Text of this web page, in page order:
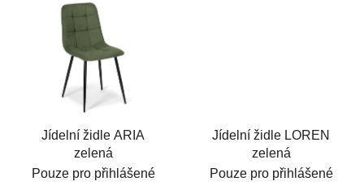
Jídelní židle ARIA
zelená
Pouze pro přihlášené
Jídelní židle LOREN
zelená
Pouze pro přihlášené